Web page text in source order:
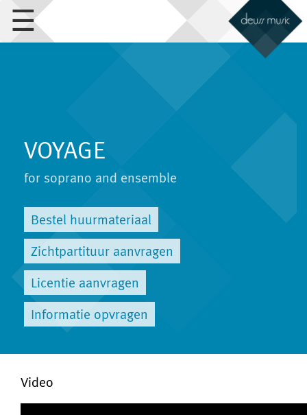
☰
VOYAGE
for soprano and ensemble
Bestel huurmateriaal
Zichtpartituur aanvragen
Licentie aanvragen
Informatie opvragen
Video